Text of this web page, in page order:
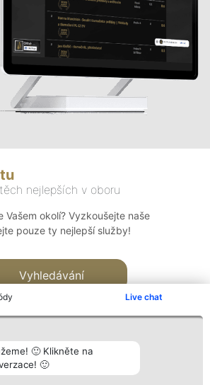
Live chat
🙂 Klikněte na
🙂
nejlepších v oboru
Vašem okolí? Vyzkoušejte naše
pouze ty nejlepší služby!
Vyhledávání